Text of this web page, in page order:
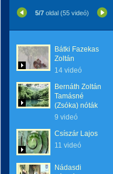
5/7 oldal (55 videó)
Bátki Fazekas
Zoltán
14 videó
Bernáth Zoltán
Tamásné
(Zsóka) nóták
9 videó
Csíszár Lajos
11 videó
Nádasdi